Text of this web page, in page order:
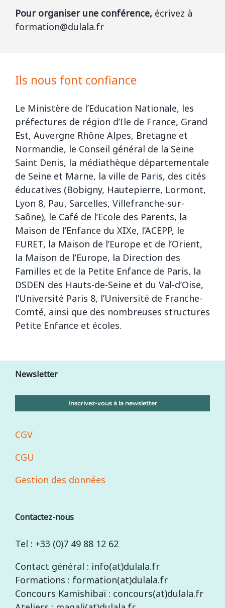
Pour organiser une conférence, écrivez à
formation@dulala.fr
Ils nous font confiance
Le Ministère de l’Education Nationale, les
préfectures de région d’Ile de France, Grand
Est, Auvergne Rhône Alpes, Bretagne et
Normandie, le Conseil général de la Seine
Saint Denis, la médiathèque départementale
de Seine et Marne, la ville de Paris, des cités
éducatives (Bobigny, Hautepierre, Lormont,
Lyon 8, Pau, Sarcelles, Villefranche-sur-
Saône), le Café de l’Ecole des Parents, la
Maison de l’Enfance du XIXe, l’ACEPP, le
FURET, la Maison de l’Europe et de l’Orient,
la Maison de l’Europe, la Direction des
Familles et de la Petite Enfance de Paris, la
DSDEN des Hauts-de-Seine et du Val-d’Oise,
l’Université Paris 8, l’Université de Franche-
Comté, ainsi que des nombreuses structures
Petite Enfance et écoles.
Newsletter
Inscrivez-vous à la newsletter
CGV
CGU
Gestion des données
Contactez-nous
Tel : +33 (0)7 49 88 12 62
Contact général : info(at)dulala.fr
Formations : formation(at)dulala.fr
Concours Kamishibaï : concours(at)dulala.fr